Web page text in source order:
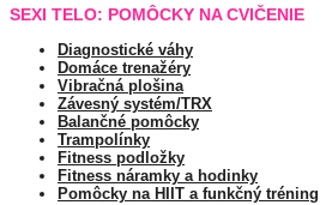
SEXI TELO: POMÔCKY NA CVIČENIE
Diagnostické váhy
Domáce trenažéry
Vibračná plošina
Závesný systém/TRX
Balančné pomôcky
Trampolínky
Fitness podložky
Fitness náramky a hodinky
Pomôcky na HIIT a funkčný tréning